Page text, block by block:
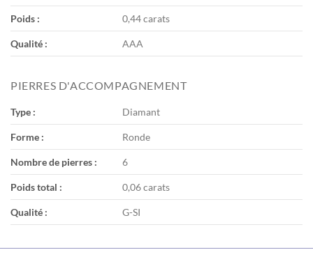
Poids : 0,44 carats
Qualité : AAA
PIERRES D'ACCOMPAGNEMENT
Type : Diamant
Forme : Ronde
Nombre de pierres : 6
Poids total : 0,06 carats
Qualité : G-SI